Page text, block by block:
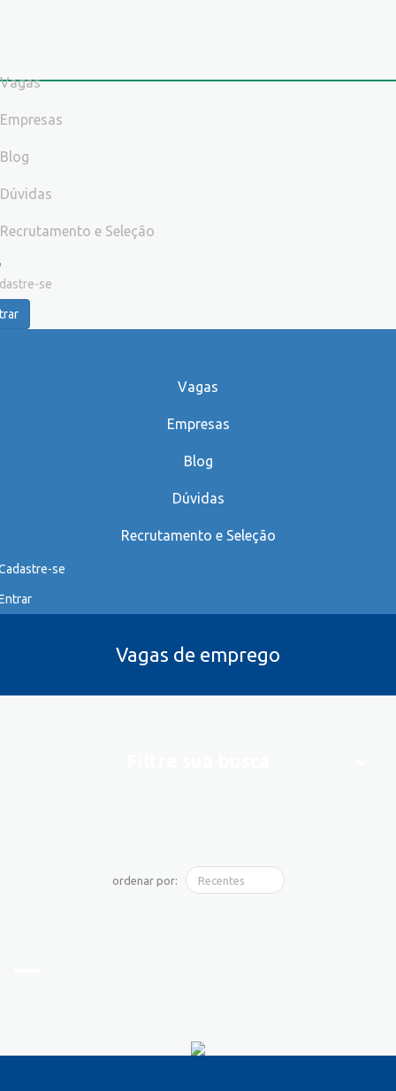
Vagas
Empresas
Blog
Dúvidas
Recrutamento e Seleção
se
Vagas
Empresas
Blog
Dúvidas
Recrutamento e Seleção
se
Vagas de emprego
ordenar por: